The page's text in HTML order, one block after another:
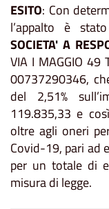
ESITO: Con
l’appalto è
SOCIETA' A
VIA I MAGGIO
00737290346,
del 2,51%
119.835,33 e
oltre agli oneri
Covid-19, pari ad
per un totale di
misura di legge.